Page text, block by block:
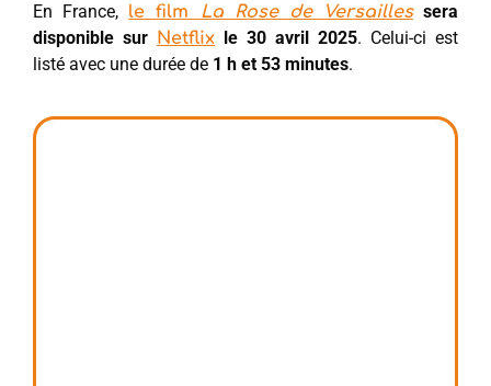
En France, le film La Rose de Versaillessera
disponible sur Netflix le 30 avril 2025. Celui-ci est
listé avec une durée de 1 h et 53 minutes.